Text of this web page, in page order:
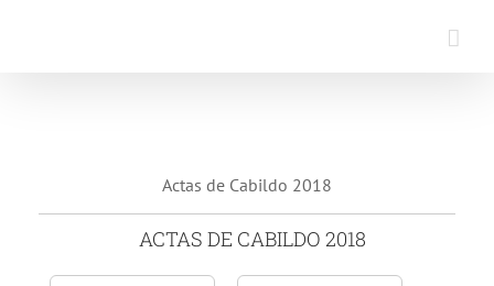
Actas de Cabildo 2018
ACTAS DE CABILDO 2018